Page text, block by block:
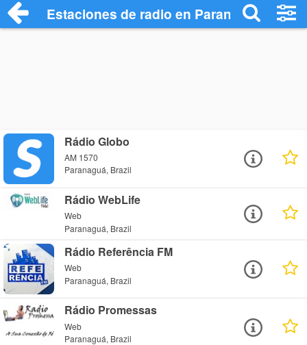
Estaciones de radio en Paranaguá -
Rádio Globo
AM 1570
Paranaguá, Brazil
Rádio WebLife
Web
Paranaguá, Brazil
Rádio Referência FM
Web
Paranaguá, Brazil
Rádio Promessas
Web
Paranaguá, Brazil